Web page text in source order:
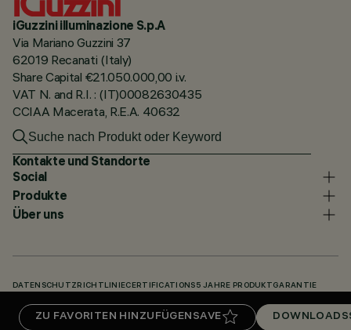
ZU FAVORITEN HINZUFÜGEN SAVE DOWNLOADS
iGuzzini illuminazione S.p.A
Via Mariano Guzzini 37
62019 Recanati (Italy)
Share Capital €21.050.000,00 i.v.
VAT N. and R.I. : (IT)00082630435
CCIAA Macerata, R.E.A. 40632
Kontakte und Standorte
Social
Produkte
Über uns
DATENSCHUTZRICHTLINIECERTIFICATIONS 5 JAHRE PRODUKTGARANTIE
UNSERE CODES KNOWLEDGE BASE (LOGIN REQUIRED) DOWNLOADS